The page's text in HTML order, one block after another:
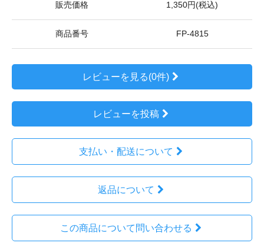
販売価格 1,350円(税込)
商品番号 FP-4815
レビューを見る(0件)
レビューを投稿
支払い・配送について
返品について
この商品について問い合わせる